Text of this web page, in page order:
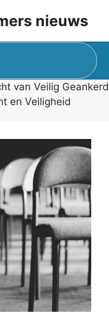
nieuws
van Veilig Geankerd
en Veiligheid